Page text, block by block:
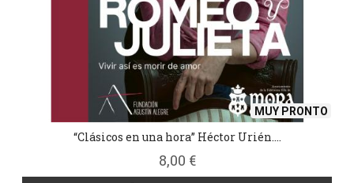
MUY PRONTO
“Clásicos en una hora” Héctor Urién....
8,00 €